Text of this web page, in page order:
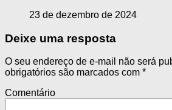
23 de dezembro de 2024
Deixe uma resposta
O seu endereço de e-mail não será
obrigatórios são marcados com *
Comentário